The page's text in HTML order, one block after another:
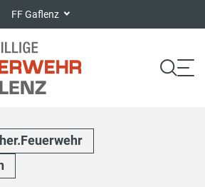
FF Gaflenz